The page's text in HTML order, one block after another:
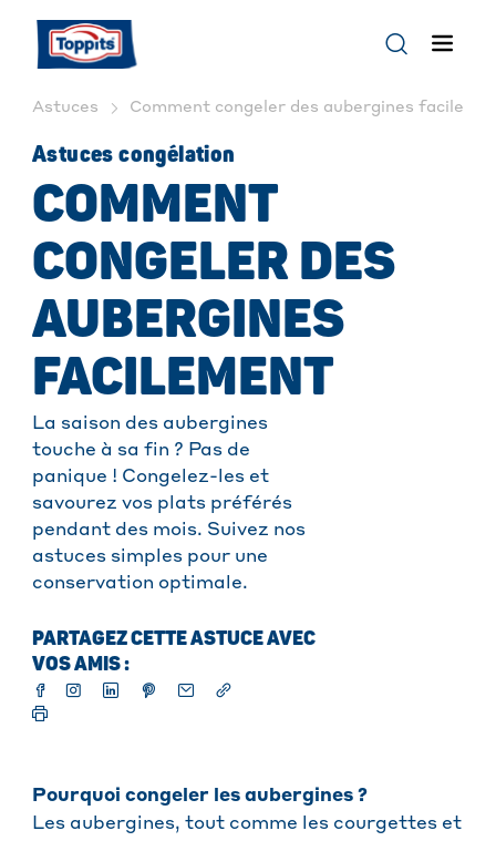
Astuces Comment congeler des aubergines
Astuces congélation
COMMENT
CONGELER DES
AUBERGINES
FACILEMENT
La saison des aubergines
touche à sa fin ? Pas de
panique ! Congelez-les et
savourez vos plats préférés
pendant des mois. Suivez nos
astuces simples pour une
conservation optimale.
PARTAGEZ CETTE ASTUCE AVEC
VOS AMIS :
Pourquoi congeler les aubergines ?
Les aubergines, tout comme les courgettes et